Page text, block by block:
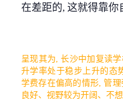
在差距的, 这就得靠你
呈现其为, 长沙中加复读
升学率处于稳步上升的态
学费存在偏高的情形, 管
良好、视野较为开阔、不